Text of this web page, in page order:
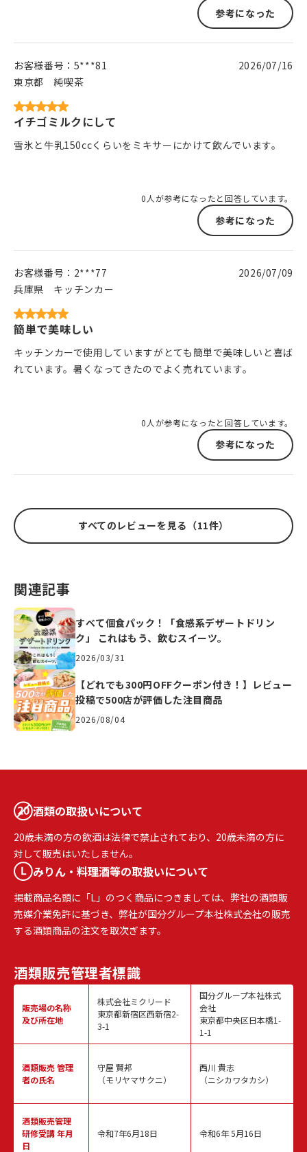
参考になった
お客様番号： 5***81
東京都
純喫茶
2026/07/16
イチゴミルクにして
雪氷と牛乳150ccくらいをミキサーにかけて飲んでいます。
0人が参考になったと回答しています。
参考になった
お客様番号： 2***77
兵庫県
キッチンカー
2026/07/09
簡単で美味しい
キッチンカーで使用していますがとても簡単で美味しいと喜ば
れています。暑くなってきたのでよく売れています。
0人が参考になったと回答しています。
参考になった
すべてのレビューを見る（11件）
関連記事
すべて個食パック！「食感系デザートドリン
ク」 これはもう、飲むスイーツ。
2026/03/31
【どれでも300円OFFクーポン付き！】レビュー
投稿で500店が評価した注目商品
2026/08/04
酒類の取扱いについて
20歳未満の方の飲酒は法律で禁止されており、20歳未満の方に
対して販売はいたしません。
みりん・料理酒等の取扱いについて
掲載商品名頭に「L」のつく商品につきましては、弊社の酒類販
売媒介業免許に基づき、弊社が国分グループ本社株式会社の販売
する酒類商品の注文を取次ぎます。
酒類販売管理者標識
販売場の名称
及び所在地
酒類販売管理
者の氏名
酒類販売管理
研修受講 年月
日
株式会社ミクリード
東京都新宿区西新宿2-
3-1
守屋 賢邦
（モリヤマサクニ）
令和7年6月18日
国分グループ本社株式
会社
東京都中央区日本橋1-
1-1
西川 貴志
（ニシカワタカシ）
令和6年 5月16日